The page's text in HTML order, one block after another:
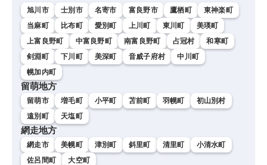
旭川市 士別市 名寄市 富良野市 鷹栖町
東神楽町
当麻町
比布町 愛別町 上川町 東川町
美瑛町
上富良野町
中富良野町 南富良野町 占冠村
和寒町
剣淵町
下川町 美深町 音威子府村
中川町
幌加内町
留萌地方
留萌市 増毛町 小平町 苫前町 羽幌町
初山別村
遠別町
天塩町
網走地方
網走市 美幌町 津別町 斜里町 清里町
小清水町
佐呂間町
大空町